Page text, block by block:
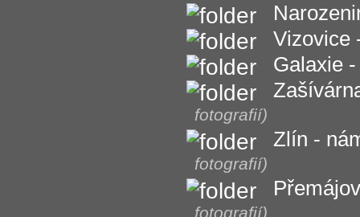
Vizovice
Galaxie
fotografií)
Zlín -
fotografií)
fotografií)